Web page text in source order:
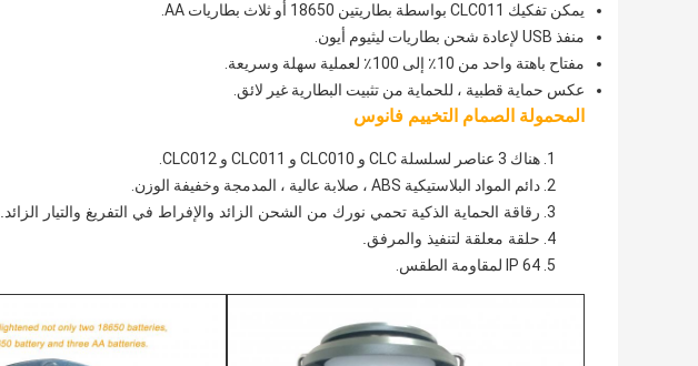
يمكن تفكيك CLC011 بواسطة بطاريتين 18650 أو ثلاث بطاريات AA.
منفذ USB لإعادة شحن بطاريات ليثيوم أيون.
مفتاح باهتة واحد من 10٪ إلى 100٪ لعملية سهلة وسريعة.
عكس حماية قطبية ، للحماية من تثبيت البطارية غير لائق.
المحمولة الصمام التخييم فانوس
هناك 3 عناصر لسلسلة CLC و CLC010 و CLC011 و CLC012.
دائم المواد البلاستيكية ABS ، صلابة عالية ، المدمجة وخفيفة الوزن.
رقاقة الحماية الذكية تحمي نورك من الشحن الزائد والإفراط في التفريغ والتيار الزائد.
حلقة معلقة لتنفيذ والمرفق.
IP 64 لمقاومة الطقس.